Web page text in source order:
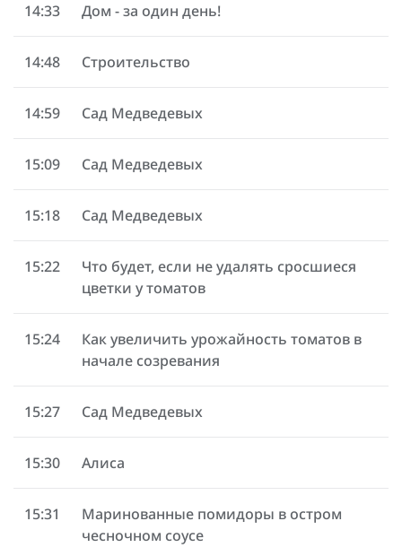
14:33 Дом - за один день!
14:48 Строительство
14:59 Сад Медведевых
15:09 Сад Медведевых
15:18 Сад Медведевых
15:22
Что будет, если не удалять сросшиеся
цветки у томатов
15:24
Как увеличить урожайность томатов в
начале созревания
15:27 Сад Медведевых
15:30 Алиса
15:31
Маринованные помидоры в остром
чесночном соусе